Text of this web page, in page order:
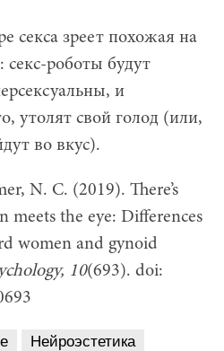
секса зреет похожая на
роботы будут
и
утолят свой голод (или,
во вкус).
N. C. (2019). There’s
meets the eye: Differences
women and gynoid
10(693). doi:
Нейроэстетика